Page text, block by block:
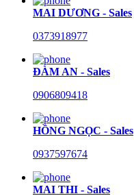
MAI DƯƠNG - Sales
0373918977
ĐÀM AN - Sales
0906809418
HỒNG NGỌC - Sales
0937597674
MAI THI - Sales